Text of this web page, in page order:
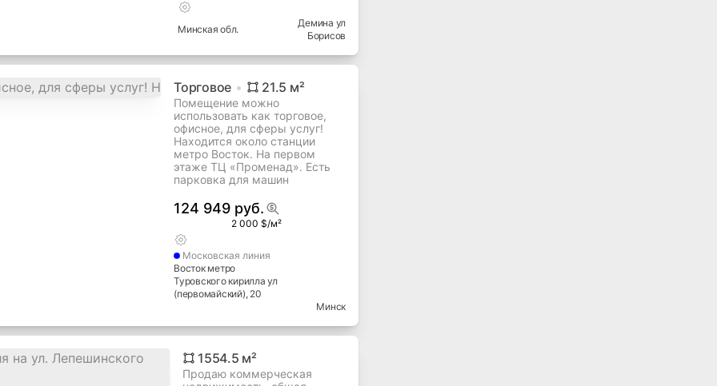
Минская обл.
Демина ул
Борисов
Торговое 21.5 м²
Помещение можно
использовать как торговое,
офисное, для сферы услуг!
Находится около станции
метро Восток. На первом
этаже ТЦ «Променад». Есть
парковка для машин
124 949 руб.
2 000 $/м²
Московская линия
Восток метро
Туровского кирилла ул
(первомайский), 20
Минск
1554.5 м²
Продаю коммерческая